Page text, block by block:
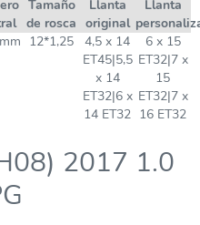
Tamaño
de rosca
Llanta
original
Llanta
12*1,25
4,5 x 14
ET45|5,5
x 14
ET32|6 x
14 ET32
6 x 15
ET32|7 x
15
ET32|7 x
16 ET32
2017 1.0